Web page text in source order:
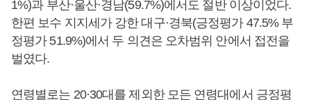
1%)과 부산·울산·경남(59.7%)에서도 절반 이상이었다.
한편 보수 지지세가 강한 대구·경북(긍정평가 47.5% 부
정평가 51.9%)에서 두 의견은 오차범위 안에서 접전을
벌였다.
연령별로는 20·30대를 제외한 모든 연령대에서 긍정평